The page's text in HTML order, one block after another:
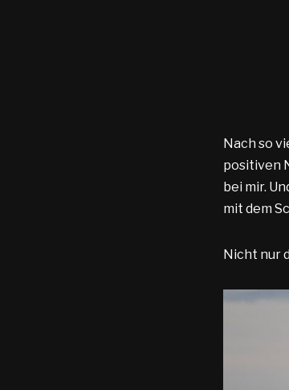
Nach so
positiven
bei mir.
mit dem
Nicht nur